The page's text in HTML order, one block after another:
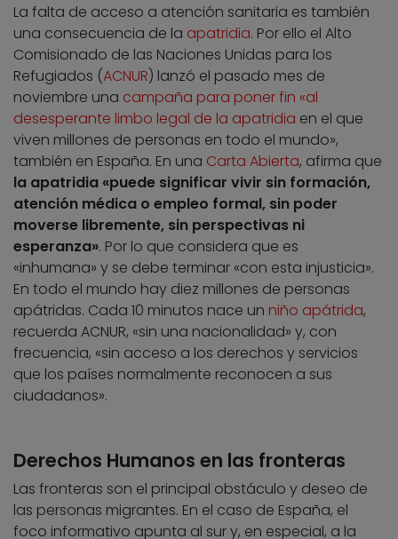
La falta de acceso a atención sanitaria es también
una consecuencia de la apatridia. Por ello el Alto
Comisionado de las Naciones Unidas para los
Refugiados (ACNUR) lanzó el pasado mes de
noviembre una campaña para poner fin «al
desesperante limbo legal de la apatridia en el que
viven millones de personas en todo el mundo»,
también en España. En una Carta Abierta, afirma que
la apatridia «puede significar vivir sin formación,
atención médica o empleo formal, sin poder
moverse libremente, sin perspectivas ni
esperanza». Por lo que considera que es
«inhumana» y se debe terminar «con esta injusticia».
En todo el mundo hay diez millones de personas
apátridas. Cada 10 minutos nace un niño apátrida,
recuerda ACNUR, «sin una nacionalidad» y, con
frecuencia, «sin acceso a los derechos y servicios
que los países normalmente reconocen a sus
ciudadanos».
Derechos Humanos en las fronteras
Las fronteras son el principal obstáculo y deseo de
las personas migrantes. En el caso de España, el
foco informativo apunta al sur y, en especial, a la